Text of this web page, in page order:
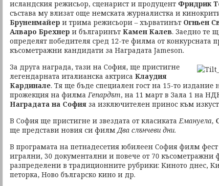
исландския режисьор, сценарист и продуцент Фридрик
състава му влизат още немската журналистка и
Бруненмайер и трима режисьори – хърватинът Огньен
Алваро Брехнер и българинът Камен Калев. Заедно те
определят победителя сред 12-те филма от конкурсната
късометражни кандидати за Наградата Jameson.
За друга награда, тази на София, ще пристигне
легендарната италианска актриса Клаудия
Кардинале. Тя ще бъде специален гост на 15-то
прожекция на филмаГепардът, на 11 март в Зала 1 на
Наградата на София за изключителен принос към
В София ще пристигне и звездата от класикатаЕмануела,
ще представи новия си филмДва слънчеви дни.
В програмата на петнадесетия юбилеен София филм
игрални, 30 документални и повече от 70 късометражни
разпределени в традиционните рубрики: Киното днес,
петорка, Ново българско кино и др.